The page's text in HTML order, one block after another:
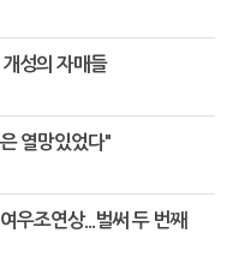
성의 자매들
열망있었다"
우조연상...벌써 두 번째